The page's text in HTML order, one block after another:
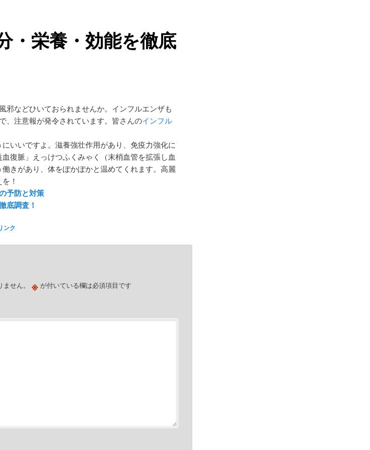
・栄養・効能を徹底
邪などひいておられませんか。インフルエンザも
、注意報が発令されています。皆さんのインフル
いいですよ。滋養強壮作用があり、免疫力強化に
復脈」えっけつふくみゃく（末梢血管を拡張し血
きがあり、体をぽかぽかと温めてくれます。高麗
！
予防と対策
底調査！
ンク
せん。 ※が付いている欄は必須項目です